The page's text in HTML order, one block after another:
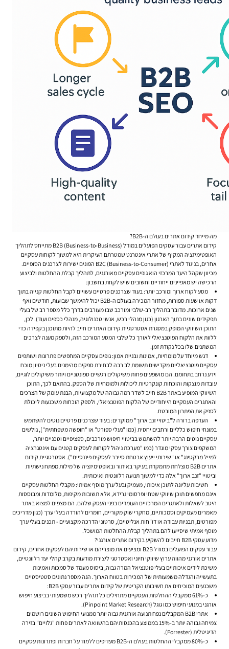
מה מייחד קידום אתרים בעולם ה-B2B?
קידום אתרים עבור עסקים
הפועלים במודל B2B (Business-to-Business) מתייחס לתהליך
האופטימיזציה המקיף של אתרי אינטרנט שמטרתם העיקרית היא למשוך לקוחות עסקיים
אחרים, בניגוד לאתרי B2C (Business-to-Consumer) הפונים ישירות לצרכנים הסופיים.
מכיוון שקהל היעד המרכזי הוא גופים עסקיים מאורגנים, לתהליך קבלת ההחלטות ולביצוע
הרכישה יש מאפיינים ייחודיים וחשובים שיש לקחת בחשבון:
מסע לקוח ארוך ומורכב יותר: בעוד שצרכנים פרטיים עשויים לקבל החלטות קנייה בתוך
דקות או שעות ספורות, מחזור המכירה בעולם ה-B2B יכול להימשך שבועות, חודשים ואף
שנים ארוכות. מדובר בתהליך רב-שלבי ומורכב שבו מעורבים בדרך כלל מספר רב של בעלי
תפקידים שונים בתוך הארגון (כגון מנהלי רכש, אנשי טכנולוגיה, מנהלי כספים ועוד). לכן,
התוכן השיווקי המופק במסגרת אסטרטגיית קידום האתרים חייב להיות מתוכנן בקפידה כדי
ללוות את הלקוח הפוטנציאלי לאורך כל שלבי המסע המורכב הזה, ולספק מענה לצרכים
המשתנים שלו בכל נקודת זמן.
דגש מיוחד על מומחיות, אמינות ובניית אמון:גופים עסקיים המחפשים פתרונות ושותפים
עסקיים פוטנציאליים מקדישים תשומת לב רבה לבחירת ספקים מהימנים בעלי ניסיון מוכח
וידע נרחב בתחומם. הם מושפעים פחות משיקולים רגשיים ספונטניים ויותר משיקולים לוגיים,
עובדות מוצקות והוכחות קונקרטיות ליכולות ולמומחיות של הספק. בהתאם לכך, התוכן
השיווקי המופיע באתר B2B חייב לשדר רמה גבוהה של מקצועיות, הבנת עומק של הצרכים
והאתגרים העסקיים הייחודיים של הלקוח הפוטנציאלי, ולספק הוכחות משכנעות ליכולת
לספק את הפתרון המובטח.
העדפה ברורה ל"ביטויי זנב ארוך" ממוקדים: בעוד שצרכנים פרטיים נוטים להשתמש
במונחי חיפוש כלליים ורחבים יחסית (כמו "נעלי ספורט" או "חופשה משפחתית"), גולשים
עסקיים נוטים הרבה יותר להשתמש בביטויי חיפוש מורכבים, ספציפיים וטכניים יותר,
המשקפים צורך עסקי מוגדר (כמו "מערכת ניהול לקוחות לעסקים קטנים עם אינטגרציה
למייל מרקטינג" או "שירותי ייעוץ אבטחת סייבר לעסקים פיננסיים"). אסטרטגיית קידום
אתרים B2B מוצלחת מתמקדת בעיקר באיתור ובאופטימיזציה של מילות מפתח נישתיות
וביטויי "זנב ארוך" אלה כדי למשוך תנועה רלוונטית ואיכותית.
חשיבות עליונה לתוכן איכותי, מעמיק ובעל ערך מוסף אמיתי:מקבלי החלטות עסקיים
אינם מחפשים תוכן שיווקי שטחי ופרסומי גרידא, אלא תשובות מקיפות, מלומדות ומבוססות
היטב לשאלות ולאתגרים המרכזיים העומדים בפני העסק שלהם. הם מצפים למצוא באתר
מאמרים מעמיקים וסמכותיים, מחקרי שוק מקוריים, חומרים להורדה בעלי ערך (כגון מדריכים
מפורטים, תבניות עבודה או דו"חות אנליטיים), סרטוני הדרכה מקצועיים - תכנים בעלי ערך
מוסף אמיתי שיסייעו להם בתהליך קבלת ההחלטות המושכל.
מדוע עסקי B2B חייבים להשקיע בקידום אתרים אורגני?
עבור עסקים הפועלים במודל B2B ומציעים את מוצריהם או שירותיהם לעסקים אחרים, קידום
אתרים אורגני מהווה ערוץ שיווקי חיוני ואסטרטגי ליצירת מודעות בקרב קהלי יעד רלוונטיים,
משיכת לידים איכותיים בעלי פוטנציאל המרה גבוה, ביסוס מעמד של סמכות ואמינות
בתעשייה והגדלה משמעותית של המכירות בטווח הארוך. הנה מספר נתונים סטטיסטיים
משכנעים המוכיחים את חשיבותו הקריטית של קידום אתרים עבור עסקי B2B:
כ-61% ממקבלי ההחלטות העסקיים מתחילים כל תהליך רכש משמעותי בביצוע חיפוש
אורגני במנועי חיפוש כמו גוגל (Pinpoint Market Research).
אתרי B2B המקבלים נפח תנועה אורגנית גבוה יותר ממנועי החיפוש השונים רושמים
צמיחה גבוהה יותר ב-15% בממוצע בהכנסותיהם בהשוואה לאתרים פחות "גלויים" בזירה
הדיגיטלית (Forrester).
כ-80% ממקבלי ההחלטות בעולם ה-B2B מעדיפים ללמוד על חברות ופתרונות עסקיים